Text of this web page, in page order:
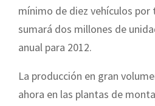
mínimo de diez vehículos
sumará dos millones de
anual para 2012.
La producción en gran
ahora en las plantas de